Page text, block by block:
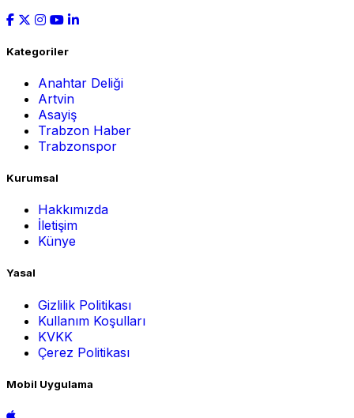
Kategoriler
Anahtar Deliği
Artvin
Asayiş
Trabzon Haber
Trabzonspor
Kurumsal
Hakkımızda
İletişim
Künye
Yasal
Gizlilik Politikası
Kullanım Koşulları
KVKK
Çerez Politikası
Mobil Uygulama